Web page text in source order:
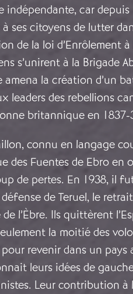
indépendante, car
ses citoyens de lutter
de la loi d’Enrôlement
s’unirent à la Brigade
amena la création d’un
leaders des rebellions
britannique en 1837-
connu en langage
des Fuentes de Ebro
de pertes. En 1938, il
de Teruel, le
l’Èbre. Ils quittèrent
la moitié des
revenir dans un
leurs idées de
Leur contribution à